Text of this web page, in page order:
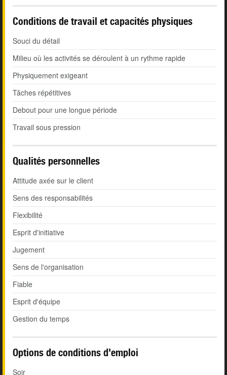
Conditions de travail et capacités physiques
Souci du détail
Milieu où les activités se déroulent à un rythme rapide
Physiquement exigeant
Tâches répétitives
Debout pour une longue période
Travail sous pression
Qualités personnelles
Attitude axée sur le client
Sens des responsabilités
Flexibilité
Esprit d'initiative
Jugement
Sens de l'organisation
Fiable
Esprit d'équipe
Gestion du temps
Options de conditions d'emploi
Soir